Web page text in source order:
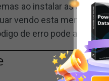
ao instalar as
vendo esta
de erro pode ajudar: